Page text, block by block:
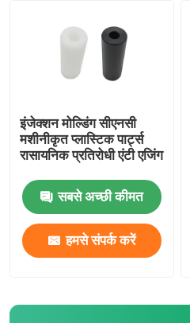
इंजेक्शन मोल्डिंग सीएनसी
मशीनीकृत प्लास्टिक पार्ट्स
रासायनिक प्रतिरोधी एंटी एजिंग
सबसे अच्छी कीमत
हमसे संपर्क करें